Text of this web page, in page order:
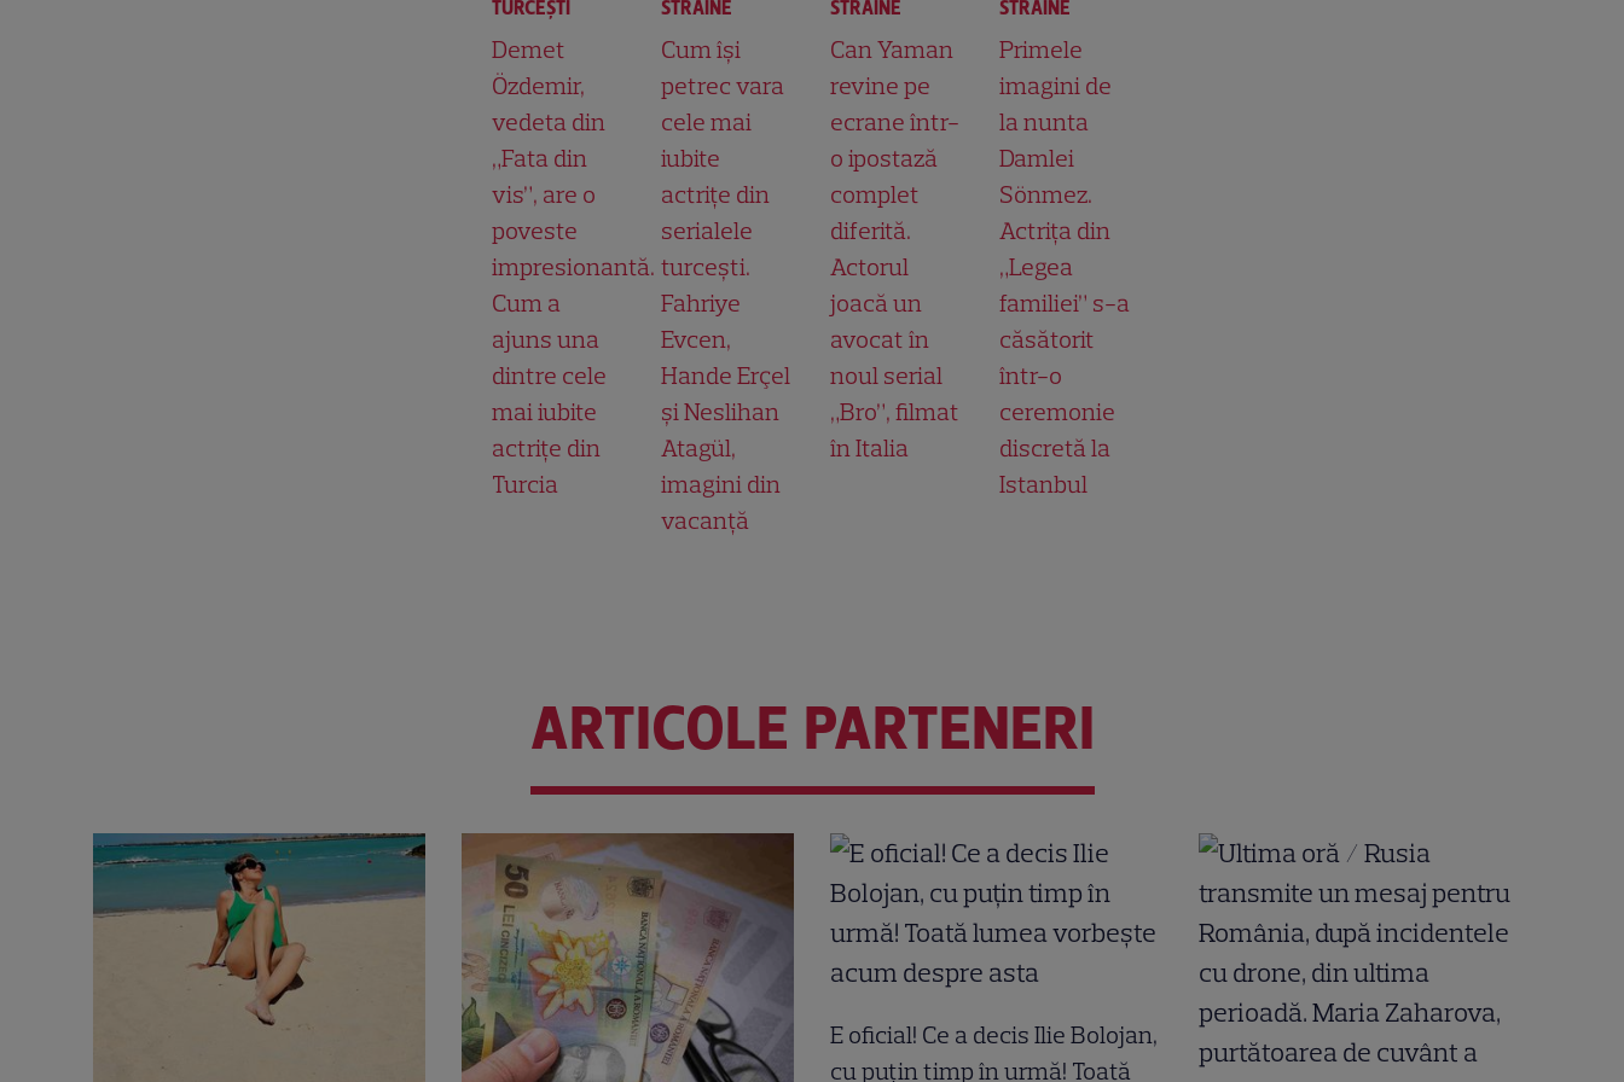
TURCEŞTI
Demet
Özdemir,
vedeta din
„Fata din
vis”, are o
poveste
impresionantă.
Cum a
ajuns una
dintre cele
mai iubite
actrițe din
Turcia
STRĂINE
Cum își
petrec vara
cele mai
iubite
actrițe din
serialele
turcești.
Fahriye
Evcen,
Hande Erçel
și Neslihan
Atagül,
imagini din
vacanță
STRĂINE
Can Yaman
revine pe
ecrane într-
o ipostază
complet
diferită.
Actorul
joacă un
avocat în
noul serial
„Bro”, filmat
în Italia
STRĂINE
Primele
imagini de
la nunta
Damlei
Sönmez.
Actrița din
„Legea
familiei” s-a
căsătorit
într-o
ceremonie
discretă la
Istanbul
ARTICOLE PARTENERI
E oficial! Ce a decis Ilie Bolojan,
cu puțin timp în urmă! Toată